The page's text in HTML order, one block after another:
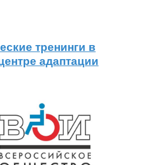
тренинги в
адаптации